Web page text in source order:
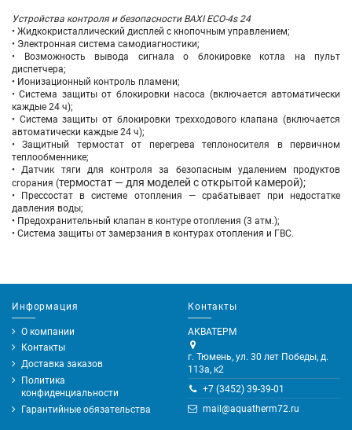
Устройства контроля и безопасности BAXI ECO-4s 24
• Жидкокристаллический дисплей с кнопочным управлением;
• Электронная система самодиагностики;
• Возможность вывода сигнала о блокировке котла на пульт
диспетчера;
• Ионизационный контроль пламени;
• Система защиты от блокировки насоса (включается автоматически
каждые 24 ч);
• Система защиты от блокировки трехходового клапана (включается
автоматически каждые 24 ч);
• Защитный термостат от перегрева теплоносителя в первичном
теплообменнике;
• Датчик тяги для контроля за безопасным удалением продуктов
сгорания (термостат — для моделей с открытой камерой);
• Прессостат в системе отопления — срабатывает при недостатке
давления воды;
• Предохранительный клапан в контуре отопления (3 атм.);
• Система защиты от замерзания в контурах отопления и ГВС.
Информация
О компании
Контакты
Доставка заказов
Политика
конфиденциальности
Гарантийные обязательства
Контакты
АКВАТЕРМ
г. Тюмень, ул. 30 лет Победы, д.
113а, к2
+7 (3452) 39-39-01
mail@aquatherm72.ru